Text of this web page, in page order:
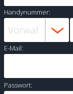
Handynummer:
E-Mail:
Passwort: